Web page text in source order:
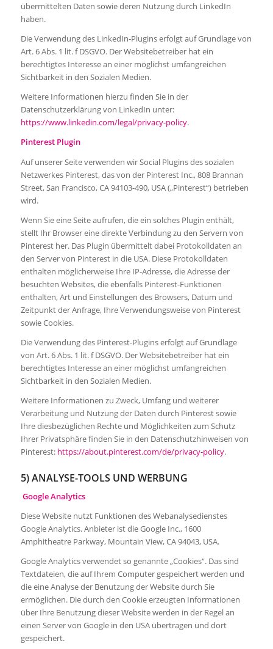
übermittelten Daten sowie deren Nutzung durch LinkedIn
haben.
Die Verwendung des LinkedIn-Plugins erfolgt auf Grundlage von
Art. 6 Abs. 1 lit. f DSGVO. Der Websitebetreiber hat ein
berechtigtes Interesse an einer möglichst umfangreichen
Sichtbarkeit in den Sozialen Medien.
Weitere Informationen hierzu finden Sie in der
Datenschutzerklärung von LinkedIn unter:
https://www.linkedin.com/legal/privacy-policy.
Pinterest Plugin
Auf unserer Seite verwenden wir Social Plugins des sozialen
Netzwerkes Pinterest, das von der Pinterest Inc., 808 Brannan
Street, San Francisco, CA 94103-490, USA („Pinterest“) betrieben
wird.
Wenn Sie eine Seite aufrufen, die ein solches Plugin enthält,
stellt Ihr Browser eine direkte Verbindung zu den Servern von
Pinterest her. Das Plugin übermittelt dabei Protokolldaten an
den Server von Pinterest in die USA. Diese Protokolldaten
enthalten möglicherweise Ihre IP-Adresse, die Adresse der
besuchten Websites, die ebenfalls Pinterest-Funktionen
enthalten, Art und Einstellungen des Browsers, Datum und
Zeitpunkt der Anfrage, Ihre Verwendungsweise von Pinterest
sowie Cookies.
Die Verwendung des Pinterest-Plugins erfolgt auf Grundlage
von Art. 6 Abs. 1 lit. f DSGVO. Der Websitebetreiber hat ein
berechtigtes Interesse an einer möglichst umfangreichen
Sichtbarkeit in den Sozialen Medien.
Weitere Informationen zu Zweck, Umfang und weiterer
Verarbeitung und Nutzung der Daten durch Pinterest sowie
Ihre diesbezüglichen Rechte und Möglichkeiten zum Schutz
Ihrer Privatsphäre finden Sie in den Datenschutzhinweisen von
Pinterest: https://about.pinterest.com/de/privacy-policy.
5) ANALYSE-TOOLS UND WERBUNG
Google Analytics
Diese Website nutzt Funktionen des Webanalysedienstes
Google Analytics. Anbieter ist die Google Inc., 1600
Amphitheatre Parkway, Mountain View, CA 94043, USA.
Google Analytics verwendet so genannte „Cookies“. Das sind
Textdateien, die auf Ihrem Computer gespeichert werden und
die eine Analyse der Benutzung der Website durch Sie
ermöglichen. Die durch den Cookie erzeugten Informationen
über Ihre Benutzung dieser Website werden in der Regel an
einen Server von Google in den USA übertragen und dort
gespeichert.